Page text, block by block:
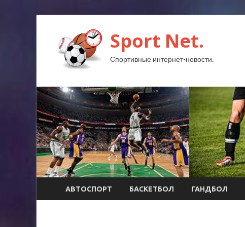
Sport Net.
Спортивные интернет-новости.
АВТОСПОРТ БАСКЕТБОЛ ГАНДБОЛ